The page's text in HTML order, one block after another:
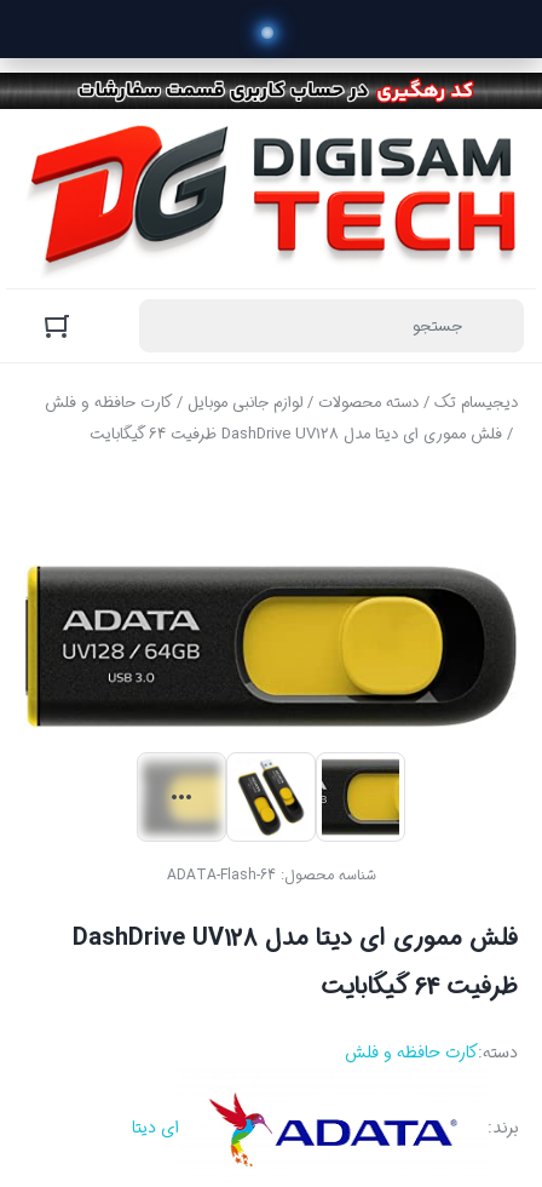
دیجیسام تک/دسته محصولات /لوازم جانبی موبایل /کارت حافظه و فلش
/ فلش مموری ای دیتا مدل DashDrive UV128 ظرفیت 64 گیگابایت
شناسه محصول:ADATA-Flash-64
فلش مموری ای دیتا مدل DashDrive UV128
ظرفیت 64 گیگابایت
دسته:کارت حافظه و فلش
برند: ای دیتا